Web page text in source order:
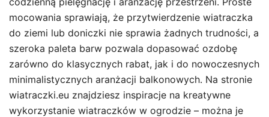
mocowania sprawiają, że przytwierdzenie wiatraczka
do ziemi lub doniczki nie sprawia żadnych trudności, a
szeroka paleta barw pozwala dopasować ozdobę
zarówno do klasycznych rabat, jak i do nowoczesnych
minimalistycznych aranżacji balkonowych. Na stronie
wiatraczki.eu znajdziesz inspiracje na kreatywne
wykorzystanie wiatraczków w ogrodzie – można je